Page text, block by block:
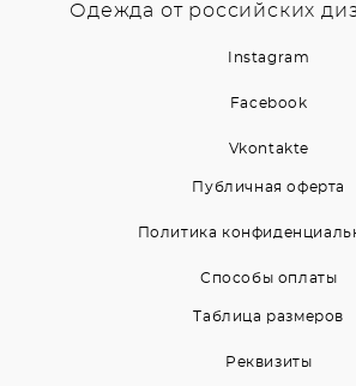
Одежда от российских
Instagram
Facebook
Vkontakte
Публичная оферта
Политика
Способы оплаты
Таблица размеров
Реквизиты